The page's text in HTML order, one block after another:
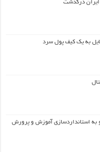
ایران درگذشت
به یک کیف‌ پول سرد
به استانداردسازی آموزش و پرورش